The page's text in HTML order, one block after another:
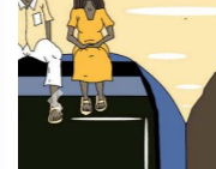
Previous